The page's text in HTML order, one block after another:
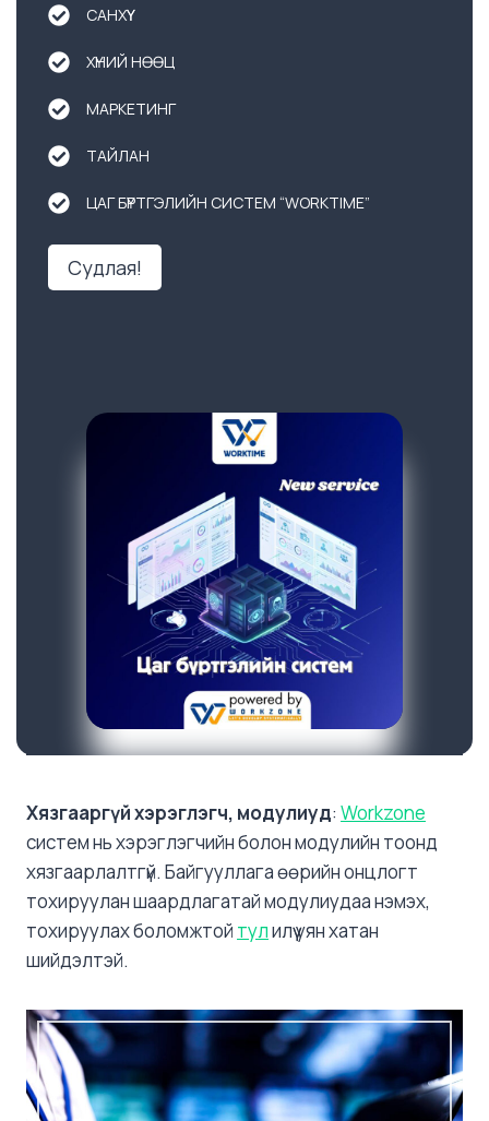
САНХҮҮ
ХҮНИЙ НӨӨЦ
МАРКЕТИНГ
ТАЙЛАН
ЦАГ БҮРТГЭЛИЙН СИСТЕМ “WORKTIME”
Судлая!
Хязгааргүй хэрэглэгч, модулиуд: Workzone
систем нь хэрэглэгчийн болон модулийн тоонд
хязгаарлалтгүй. Байгууллага өөрийн онцлогт
тохируулан шаардлагатай модулиудаа нэмэх,
тохируулах боломжтой тулилүү уян хатан
шийдэлтэй.